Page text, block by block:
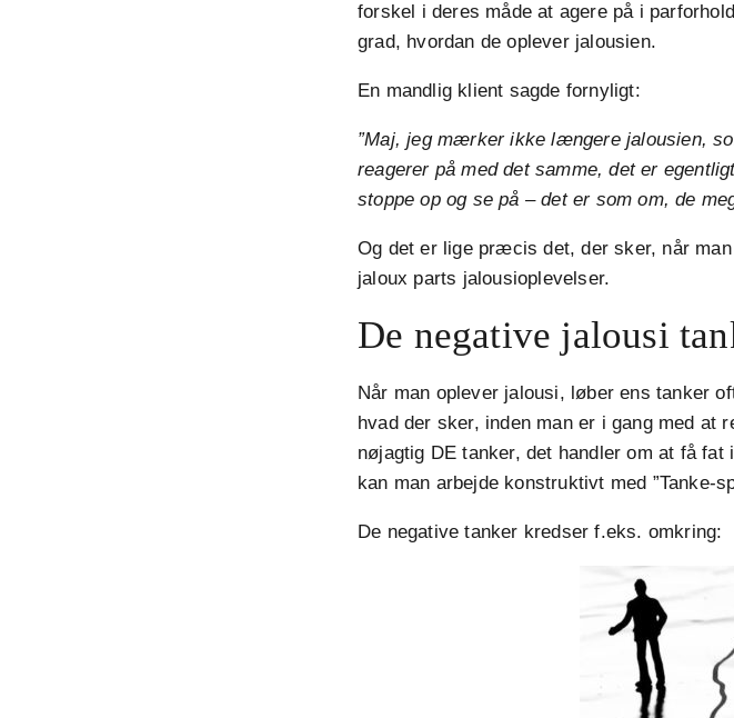
forskel i deres måde at agere på i
grad, hvordan de oplever jalousien.
En mandlig klient sagde fornyligt:
”Maj, jeg mærker ikke længere jalousien,
reagerer på med det samme, det er
stoppe op og se på – det er som om, de
Og det er lige præcis det, der sker, når
jaloux parts jalousioplevelser.
De negative jalousi
Når man oplever jalousi, løber ens tanker
hvad der sker, inden man er i gang med at
nøjagtig DE tanker, det handler om at få
kan man arbejde konstruktivt med ”Tanke-
De negative tanker kredser f.eks. omkring: